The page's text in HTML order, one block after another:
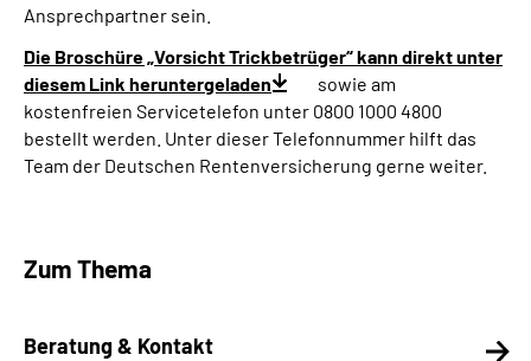
Ansprechpartner sein.
Die Broschüre „Vorsicht Trickbetrüger“ kann direkt unter
diesem Link heruntergeladen
sowie am
kostenfreien Servicetelefon unter 0800 1000 4800
bestellt werden. Unter dieser Telefonnummer hilft das
Team der Deutschen Rentenversicherung gerne weiter.
Zum Thema
Beratung & Kontakt